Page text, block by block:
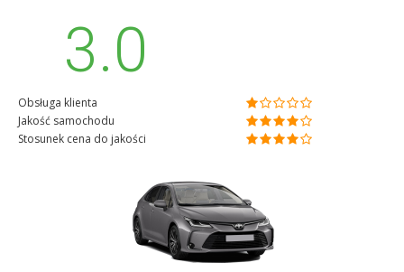
3.0
Obsługa klienta
Jakość samochodu
Stosunek cena do jakości